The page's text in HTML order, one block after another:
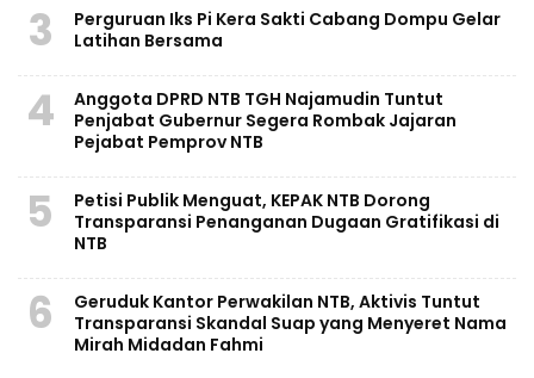
3
Perguruan Iks Pi Kera Sakti Cabang Dompu Gelar
Latihan Bersama
4
Anggota DPRD NTB TGH Najamudin Tuntut
Penjabat Gubernur Segera Rombak Jajaran
Pejabat Pemprov NTB
5
Petisi Publik Menguat, KEPAK NTB Dorong
Transparansi Penanganan Dugaan Gratifikasi di
NTB
6
Geruduk Kantor Perwakilan NTB, Aktivis Tuntut
Transparansi Skandal Suap yang Menyeret Nama
Mirah Midadan Fahmi